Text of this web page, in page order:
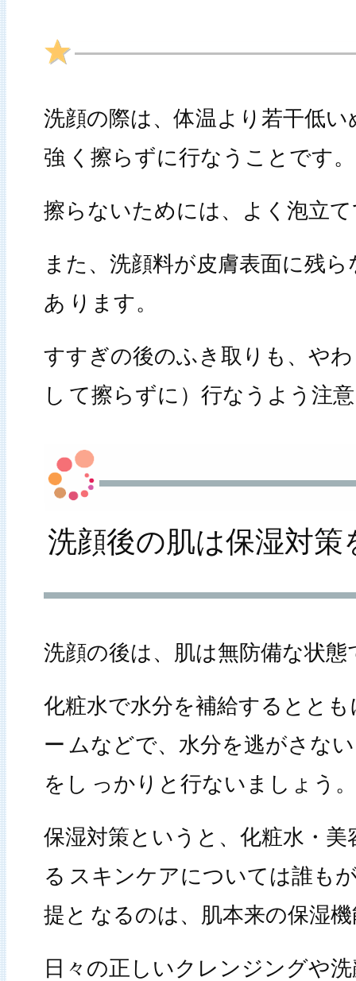
洗顔の際は、体温より若干低
強 く擦らずに行なうことです。
擦らないためには、よく泡立
また、洗顔料が皮膚表面に残
あ ります。
すすぎの後のふき取りも、や
し て擦らずに）行なうよう注
洗顔後の肌は保湿対策
洗顔の後は、肌は無防備な状態
化粧水で水分を補給するとと
ー ムなどで、水分を逃がさな
をし っかりと行ないましょう。
保湿対策というと、化粧水・
る スキンケアについては誰も
提と なるのは、肌本来の保湿
日々の正しいクレンジングや